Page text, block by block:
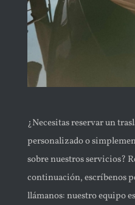
¿Necesitas reservar un
personalizado o
sobre nuestros servicios?
continuación, escríbenos
llámanos: nuestro equipo